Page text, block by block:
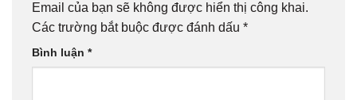
Email của bạn sẽ không được hiển thị công khai.
Các trường bắt buộc được đánh dấu *
Bình luận *